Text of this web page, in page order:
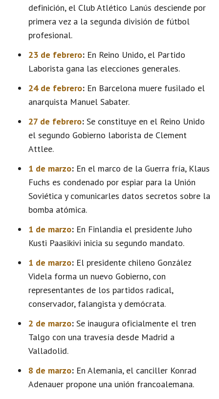
definición, el Club Atlético Lanús desciende por
primera vez a la segunda división de fútbol
profesional.
23 de febrero: En Reino Unido, el Partido
Laborista gana las elecciones generales.
24 de febrero: En Barcelona muere fusilado el
anarquista Manuel Sabater.
27 de febrero: Se constituye en el Reino Unido
el segundo Gobierno laborista de Clement
Attlee.
1 de marzo: En el marco de la Guerra fría, Klaus
Fuchs es condenado por espiar para la Unión
Soviética y comunicarles datos secretos sobre la
bomba atómica.
1 de marzo: En Finlandia el presidente Juho
Kusti Paasikivi inicia su segundo mandato.
1 de marzo: El presidente chileno González
Videla forma un nuevo Gobierno, con
representantes de los partidos radical,
conservador, falangista y demócrata.
2 de marzo: Se inaugura oficialmente el tren
Talgo con una travesía desde Madrid a
Valladolid.
8 de marzo: En Alemania, el canciller Konrad
Adenauer propone una unión francoalemana.